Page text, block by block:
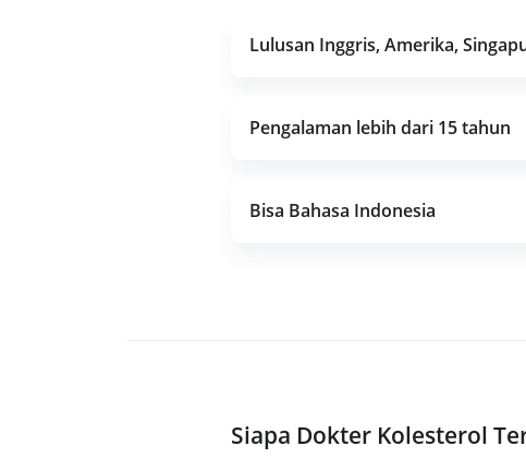
Lulusan Inggris, Amerika,
Pengalaman lebih dari 15 tahun
Bisa Bahasa Indonesia
Siapa Dokter Kolesterol